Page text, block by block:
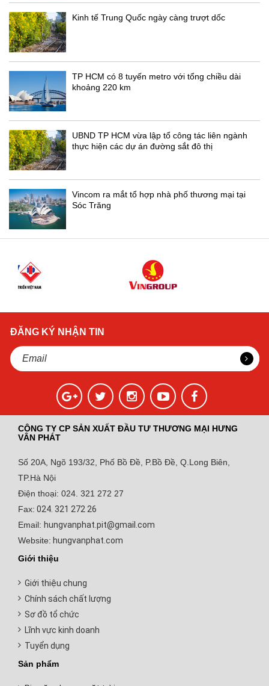
Kinh tế Trung Quốc ngày càng trượt dốc
TP HCM có 8 tuyến metro với tổng chiều dài
khoảng 220 km
UBND TP HCM vừa lập tổ công tác liên ngành
thực hiện các dự án đường sắt đô thị
Vincom ra mắt tổ hợp nhà phố thương mại tại
Sóc Trăng
ĐĂNG KÝ NHẬN TIN
CÔNG TY CP SẢN XUẤT ĐẦU TƯ THƯƠNG MẠI HƯNG
VÂN PHÁT
Số 20A, Ngõ 193/32, Phố Bồ Đề, P.Bồ Đề, Q.Long Biên,
TP.Hà Nội
Điện thoại: 024. 321 272 27
Fax: 024. 321 272 26
Email: hungvanphat.pit@gmail.com
Website: hungvanphat.com
Giới thiệu
Giới thiệu chung
Chính sách chất lượng
Sơ đồ tổ chức
Lĩnh vực kinh doanh
Tuyển dụng
Sản phẩm